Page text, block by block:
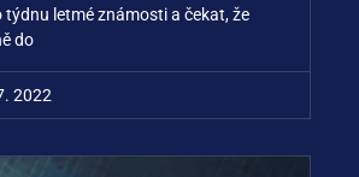
týdnu letmé známosti a čekat, že
do
2022